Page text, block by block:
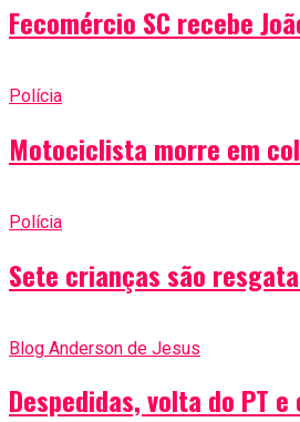
Fecomércio SC recebe
Polícia
Motociclista morre em
Polícia
Sete crianças são
Blog Anderson de Jesus
Despedidas, volta do PT